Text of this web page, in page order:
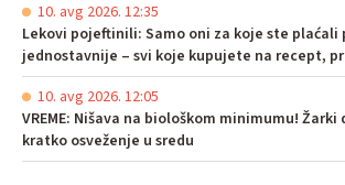
10. avg 2026. 12:35
Lekovi pojeftinili: Samo oni za koje ste
jednostavnije – svi koje kupujete na recept,
10. avg 2026. 12:05
VREME: Nišava na biološkom minimumu! Žarki
kratko osveženje u sredu